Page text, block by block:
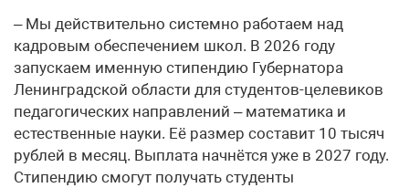
– Мы действительно системно работаем над
кадровым обеспечением школ. В 2026 году
запускаем именную стипендию Губернатора
Ленинградской области для студентов-целевиков
педагогических направлений – математика и
естественные науки. Её размер составит 10 тысяч
рублей в месяц. Выплата начнётся уже в 2027 году.
Стипендию смогут получать студенты